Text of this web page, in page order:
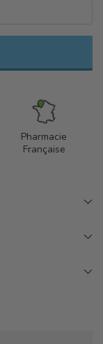
Pharmacie
Française